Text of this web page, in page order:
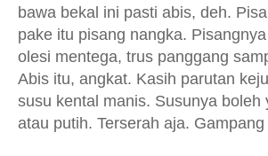
bawa bekal ini pasti abis, deh.
pake itu pisang nangka.
olesi mentega, trus panggang
Abis itu, angkat. Kasih parutan
susu kental manis. Susunya boleh
atau putih. Terserah aja.